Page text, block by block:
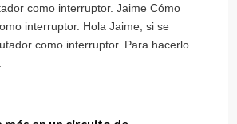
como interruptor. Jaime Cómo
interruptor. Hola Jaime, si se
como interruptor. Para hacerlo